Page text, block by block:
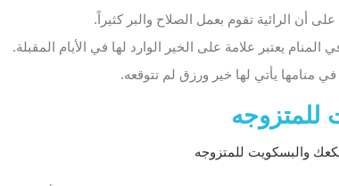
أن الرائية تقوم بعمل الصلاح والبر كثيراً.
يعتبر علامة على الخير الوارد لها في الأيام المقبلة.
يأتي لها خير ورزق لم تتوقعه.
للمتزوجه